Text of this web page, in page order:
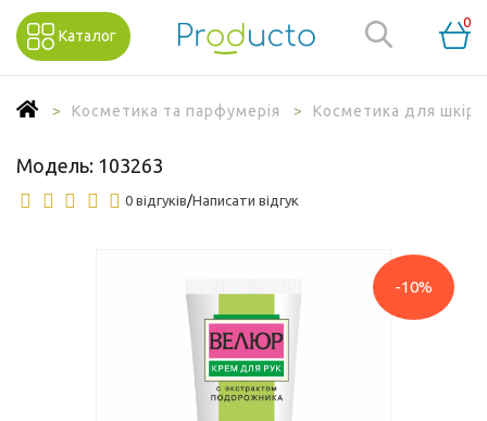
Каталог
0
Косметика та парфумерія Косметика для
Модель: 103263
0 відгуків/Написати відгук
-10%